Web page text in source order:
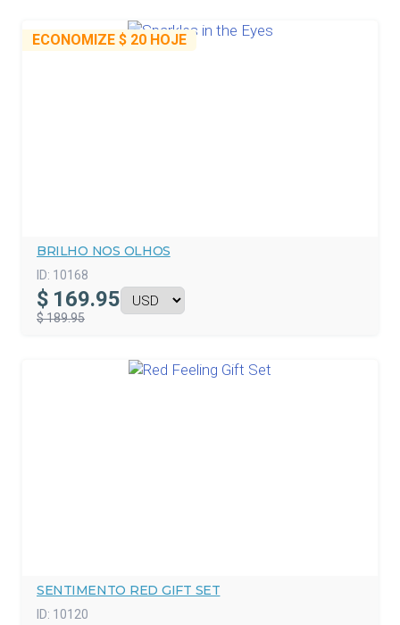
ECONOMIZE $ 20 HOJE
BRILHO NOS OLHOS
ID: 10168
$ 169.95
$ 189.95
SENTIMENTO RED GIFT SET
ID: 10120